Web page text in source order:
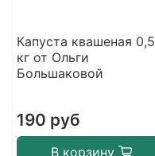
Капуста квашеная 0,5
кг от Ольги
Большаковой
190 руб
В корзину